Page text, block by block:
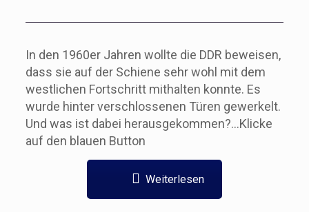
In den 1960er Jahren wollte die DDR beweisen,
dass sie auf der Schiene sehr wohl mit dem
westlichen Fortschritt mithalten konnte. Es
wurde hinter verschlossenen Türen gewerkelt.
Und was ist dabei herausgekommen?…Klicke
auf den blauen Button
Weiterlesen